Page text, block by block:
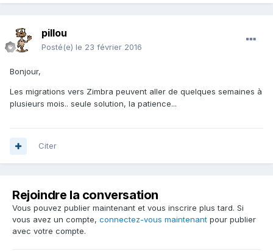
pillou
Posté(e) le 23 février 2016
Bonjour,
Les migrations vers Zimbra peuvent aller de quelques semaines à
plusieurs mois.. seule solution, la patience...
Citer
Rejoindre la conversation
Vous pouvez publier maintenant et vous inscrire plus tard. Si
vous avez un compte, connectez-vous maintenant pour publier
avec votre compte.